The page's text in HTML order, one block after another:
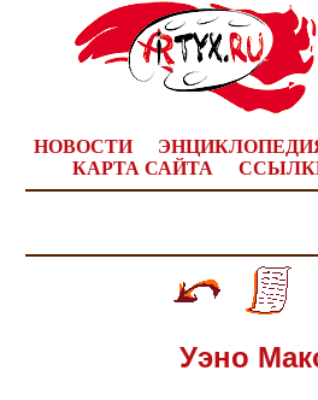
НОВОСТИ
КАРТА САЙТА
Уэно